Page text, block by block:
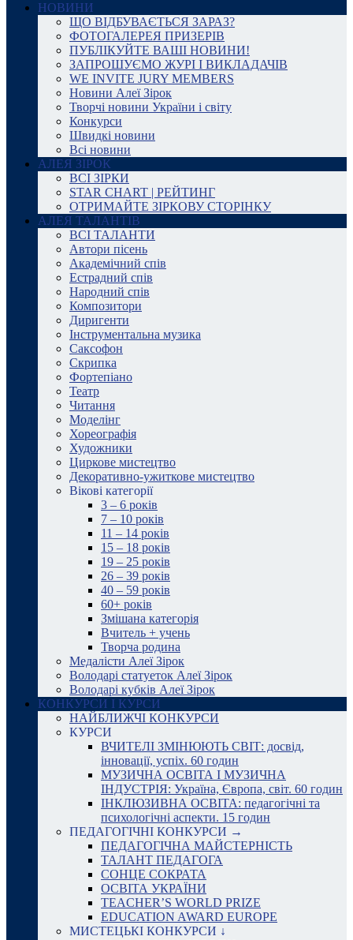
НОВИНИ
ЩО ВІДБУВАЄТЬСЯ ЗАРАЗ?
ФОТОГАЛЕРЕЯ ПРИЗЕРІВ
ПУБЛІКУЙТЕ ВАШІ НОВИНИ!
ЗАПРОШУЄМО ЖУРІ І ВИКЛАДАЧІВ
WE INVITE JURY MEMBERS
Новини Алеї Зірок
Творчі новини України і світу
Конкурси
Швидкі новини
Всі новини
АЛЕЯ ЗІРОК
ВСІ ЗІРКИ
STAR CHART | РЕЙТИНГ
ОТРИМАЙТЕ ЗІРКОВУ СТОРІНКУ
АЛЕЯ ТАЛАНТІВ
ВСІ ТАЛАНТИ
Автори пісень
Академічний спів
Естрадний спів
Народний спів
Композитори
Диригенти
Інструментальна музика
Саксофон
Скрипка
Фортепіано
Театр
Читання
Моделінг
Хореографія
Художники
Циркове мистецтво
Декоративно-ужиткове мистецтво
Вікові категорії
3 – 6 років
7 – 10 років
11 – 14 років
15 – 18 років
19 – 25 років
26 – 39 років
40 – 59 років
60+ років
Змішана категорія
Вчитель + учень
Творча родина
Медалісти Алеї Зірок
Володарі статуеток Алеї Зірок
Володарі кубків Алеї Зірок
КОНКУРСИ І КУРСИ
НАЙБЛИЖЧІ КОНКУРСИ
КУРСИ
ВЧИТЕЛІ ЗМІНЮЮТЬ СВІТ: досвід,
інновації, успіх. 60 годин
МУЗИЧНА ОСВІТА І МУЗИЧНА
ІНДУСТРІЯ: Україна, Європа, світ. 60 годин
ІНКЛЮЗИВНА ОСВІТА: педагогічні та
психологічні аспекти. 15 годин
ПЕДАГОГІЧНІ КОНКУРСИ →
ПЕДАГОГІЧНА МАЙСТЕРНІСТЬ
ТАЛАНТ ПЕДАГОГА
СОНЦЕ СОКРАТА
ОСВІТА УКРАЇНИ
TEACHER’S WORLD PRIZE
EDUCATION AWARD EUROPE
МИСТЕЦЬКІ КОНКУРСИ ↓